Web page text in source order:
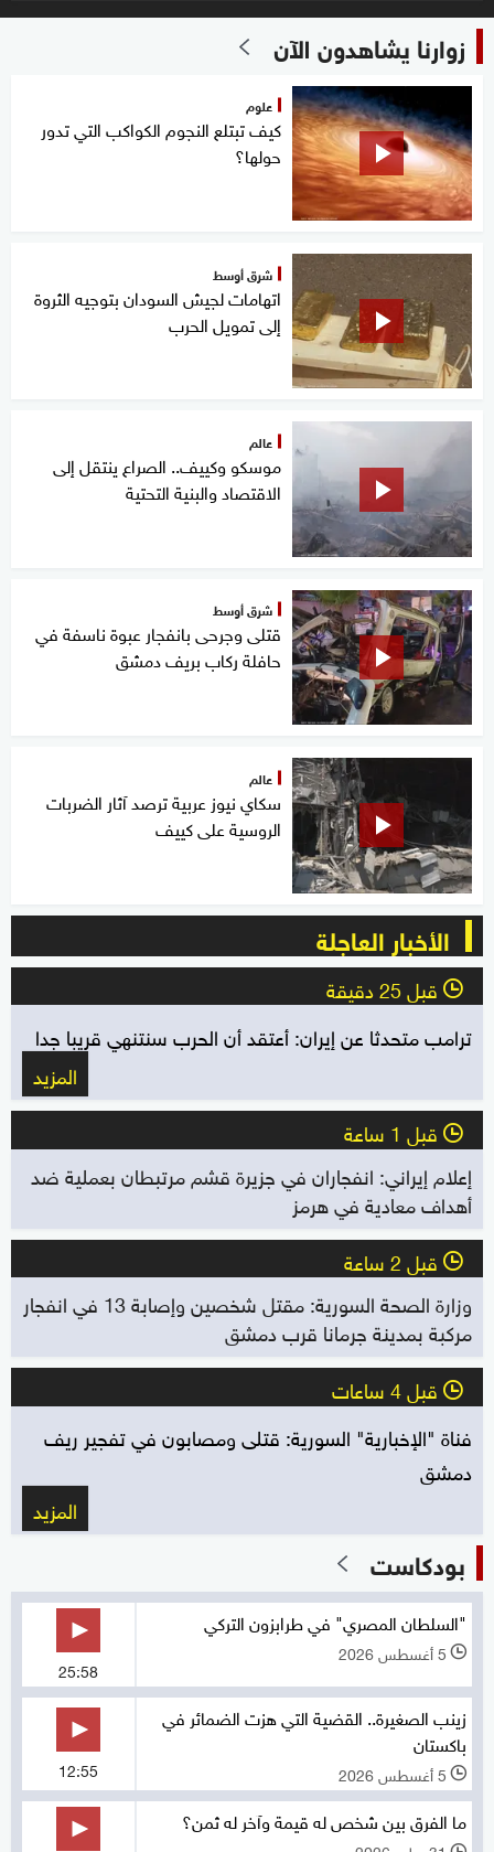
زوارنا يشاهدون الآن
علوم
كيف تبتلع النجوم الكواكب التي تدور
حولها؟
شرق أوسط
اتهامات لجيش السودان بتوجيه الثروة
إلى تمويل الحرب
عالم
موسكو وكييف.. الصراع ينتقل إلى
الاقتصاد والبنية التحتية
شرق أوسط
قتلى وجرحى بانفجار عبوة ناسفة في
حافلة ركاب بريف دمشق
عالم
سكاي نيوز عربية ترصد آثار الضربات
الروسية على كييف
الأخبار العاجلة
l قبل 25 دقيقة
ترامب متحدثا عن إيران: أعتقد أن الحرب سنتنهي قريبا جدا
المزيد
l قبل 1 ساعة
إعلام إيراني: انفجاران في جزيرة قشم مرتبطان بعملية ضد
أهداف معادية في هرمز
l قبل 2 ساعة
وزارة الصحة السورية: مقتل شخصين وإصابة 13 في انفجار
مركبة بمدينة جرمانا قرب دمشق
l قبل 4 ساعات
فناة "الإخبارية" السورية: قتلى ومصابون في تفجير ريف
دمشق
المزيد
بودكاست
"السلطان المصري" في طرابزون التركي
l 5 أغسطس 2026
25:58
زينب الصغيرة.. القضية التي هزت الضمائر في
باكستان
l 5 أغسطس 2026 12:55
ما الفرق بين شخص له قيمة وآخر له ثمن؟